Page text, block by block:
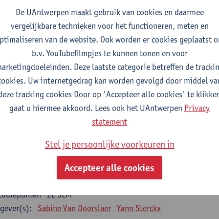
Wim Vanden Berghe
mining
2E SEM
studiepunten
Erik Fransen Kris Laukens
Animal Science (core module)
2E SEM
Chris Van Ginneken Debby Van Dam
2E SEM
Kristien Hens Patrick Rüdelsheim
structural biology
2E SEM
Sabine Van Doorslaer Yann Sterckx
De UAntwerpen maakt gebruik van cookies en daarmee
vergelijkbare technieken voor het functioneren, meten en
van de website. Ook worden er cookies geplaatst
b.v. YouTubefilmpjes te kunnen tonen en voor
Deze laatste categorie betreffen de
Uw internetgedrag kan worden gevolgd door middel
tracking cookies Door op 'Accepteer alle cookies' te
gaat u hiermee akkoord. Lees ook het UAntwerpen Privacy
statement
Stel je persoonlijke voorkeuren in
Accepteer alle cookies